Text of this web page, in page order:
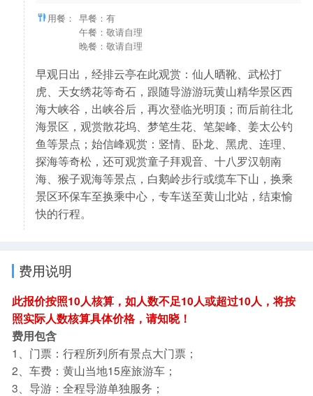
用餐： 早餐：有
午餐：敬请自理
晚餐：敬请自理
早观日出，经排云亭在此观赏：仙人晒靴、武松打
虎、天女绣花等奇石，跟随导游游玩黄山精华景区西
海大峡谷，出峡谷后，再次登临光明顶；而后前往北
海景区，观赏散花坞、梦笔生花、笔架峰、姜太公钓
鱼等景点；始信峰观赏：竖情、卧龙、黑虎、连理、
探海等奇松，还可观赏童子拜观音、十八罗汉朝南
海、猴子观海等景点，白鹅岭步行或缆车下山，换乘
景区环保车至换乘中心，专车送至黄山北站，结束愉
快的行程。
费用说明
此报价按照10人核算，如人数不足10人或超过10人，将按
照实际人数核算具体价格，请知晓！
费用包含
1、门票：行程所列所有景点大门票；
2、车费：黄山当地15座旅游车；
3、导游：全程导游单独服务；